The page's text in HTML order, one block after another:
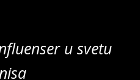
u svetu